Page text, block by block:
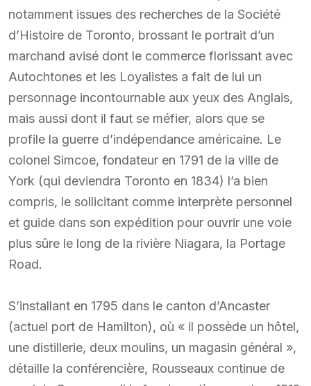
notamment issues des recherches de la Société
d’Histoire de Toronto, brossant le portrait d’un
marchand avisé dont le commerce florissant avec
Autochtones et les Loyalistes a fait de lui un
personnage incontournable aux yeux des Anglais,
mais aussi dont il faut se méfier, alors que se
profile la guerre d’indépendance américaine. Le
colonel Simcoe, fondateur en 1791 de la ville de
York (qui deviendra Toronto en 1834) l’a bien
compris, le sollicitant comme interprète personnel
et guide dans son expédition pour ouvrir une voie
plus sûre le long de la rivière Niagara, la Portage
Road.
S’installant en 1795 dans le canton d’Ancaster
(actuel port de Hamilton), où « il possède un hôtel,
une distillerie, deux moulins, un magasin général »,
détaille la conférencière, Rousseaux continue de